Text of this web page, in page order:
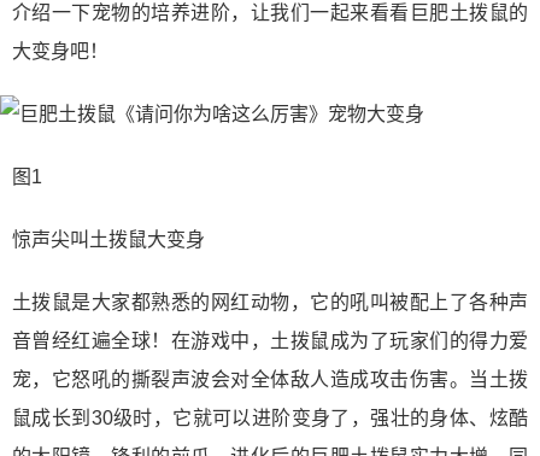
介绍一下宠物的培养进阶，让我们一起来看看巨肥土拨鼠的
大变身吧！
图1
惊声尖叫土拨鼠大变身
土拨鼠是大家都熟悉的网红动物，它的吼叫被配上了各种声
音曾经红遍全球！在游戏中，土拨鼠成为了玩家们的得力爱
宠，它怒吼的撕裂声波会对全体敌人造成攻击伤害。当土拨
鼠成长到30级时，它就可以进阶变身了，强壮的身体、炫酷